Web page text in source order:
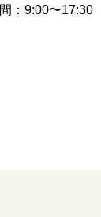
：9:00〜17:30